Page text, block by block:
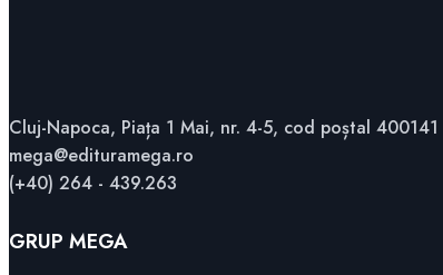
Cluj-Napoca, Piața 1 Mai, nr. 4-5, cod poștal 400141
mega@edituramega.ro
(+40) 264 - 439.263
GRUP MEGA